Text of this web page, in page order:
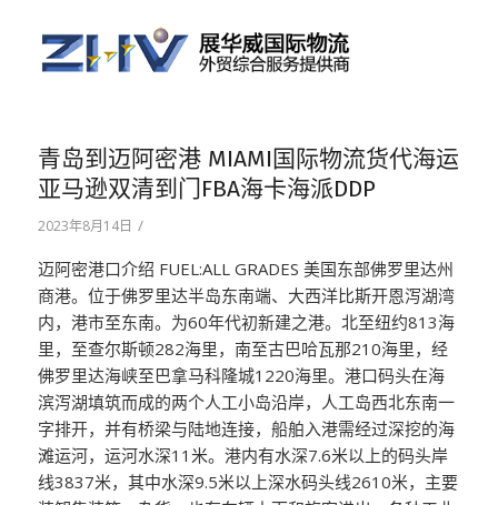
青岛到迈阿密港 MIAMI国际物流货代海运
亚马逊双清到门FBA海卡海派DDP
2023年8月14日 /
迈阿密港口介绍 FUEL:ALL GRADES 美国东部佛罗里达州
商港。位于佛罗里达半岛东南端、大西洋比斯开恩泻湖湾
内，港市至东南。为60年代初新建之港。北至纽约813海
里，至查尔斯顿282海里，南至古巴哈瓦那210海里，经
佛罗里达海峡至巴拿马科隆城1220海里。港口码头在海
滨泻湖填筑而成的两个人工小岛沿岸，人工岛西北东南一
字排开，并有桥梁与陆地连接，船舶入港需经过深挖的海
滩运河，运河水深11米。港内有水深7.6米以上的码头岸
线3837米，其中水深9.5米以上深水码头线2610米，主要